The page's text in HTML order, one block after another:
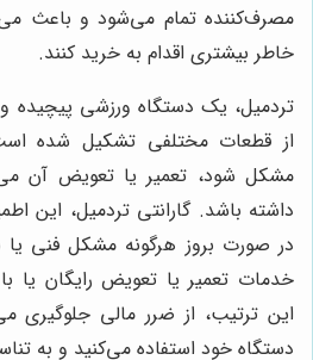
مصرف‌کننده تمام می‌شود و باعث
خاطر بیشتری اقدام به خرید کنند.
تردمیل، یک دستگاه ورزشی پیچیده
از قطعات مختلفی تشکیل شده
مشکل شود، تعمیر یا تعویض آن
داشته باشد. گارانتی تردمیل، این
در صورت بروز هرگونه مشکل فنی یا
خدمات تعمیر یا تعویض رایگان یا
این ترتیب، از ضرر مالی جلوگیری
دستگاه خود استفاده می‌کنید و به